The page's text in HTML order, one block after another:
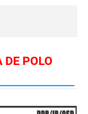
DE POLO